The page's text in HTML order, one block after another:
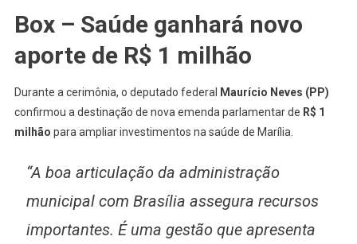
Box – Saúde ganhará novo
aporte de R$ 1 milhão
Durante a cerimônia, o deputado federal
Maurício Neves (PP)
confirmou a destinação de nova emenda parlamentar de R$ 1
milhão para ampliar investimentos na saúde de Marília.
“A boa articulação da administração
municipal com Brasília assegura recursos
importantes. É uma gestão que apresenta